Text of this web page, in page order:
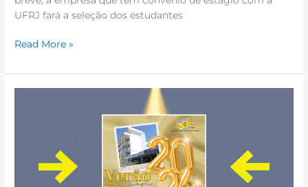
UFRJ fará a seleção dos estudantes
Read More »
“Verão